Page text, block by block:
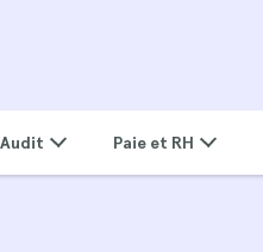
Audit Paie et RH